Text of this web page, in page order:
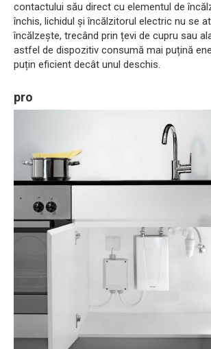
contactului său direct cu elementul de
închis, lichidul și încălzitorul electric nu se
încălzește, trecând prin țevi de cupru sau
astfel de dispozitiv consumă mai puțină
puțin eficient decât unul deschis.
pro